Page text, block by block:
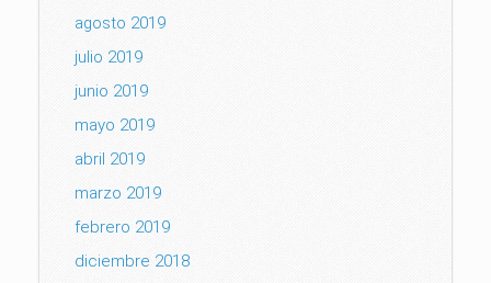
agosto 2019
julio 2019
junio 2019
mayo 2019
abril 2019
marzo 2019
febrero 2019
diciembre 2018